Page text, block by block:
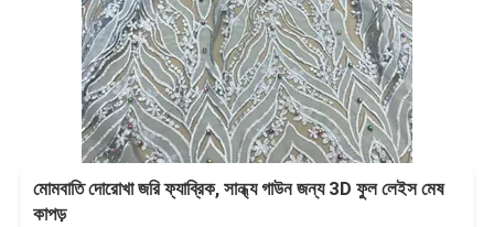
মোমবাতি দোরোখা জরি ফ্যাব্রিক, সান্ধ্য গাউন জন্য 3D ফুল লেইস মেষ
কাপড়